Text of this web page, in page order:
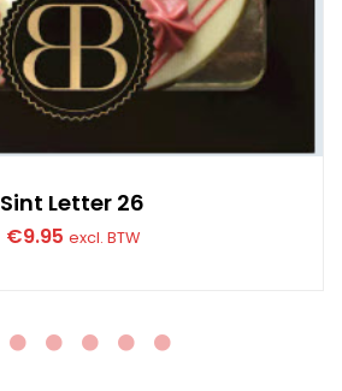
Sint Letter 26
€9.95 excl. BTW